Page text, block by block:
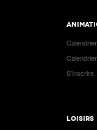
S’inscrire
LOISIRS